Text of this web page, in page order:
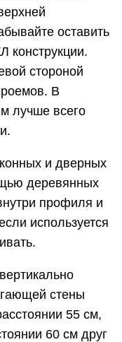
оставить
конструкции.
стороной
В
лучше всего
и дверных
деревянных
профиля и
используется
стены
55 см,
60 см друг